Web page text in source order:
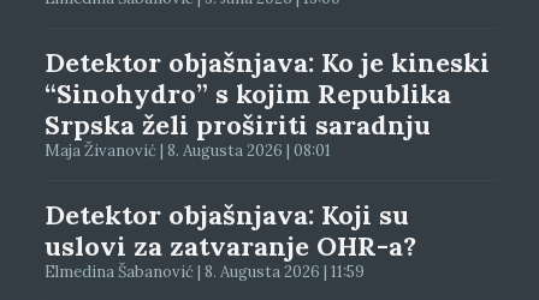
Detektor objašnjava: Ko je kineski
“Sinohydro” s kojim Republika
Srpska želi proširiti saradnju
Maja Živanović | 8. Augusta 2026 | 08:01
Detektor objašnjava: Koji su
uslovi za zatvaranje OHR-a?
Elmedina Šabanović | 8. Augusta 2026 | 11:59